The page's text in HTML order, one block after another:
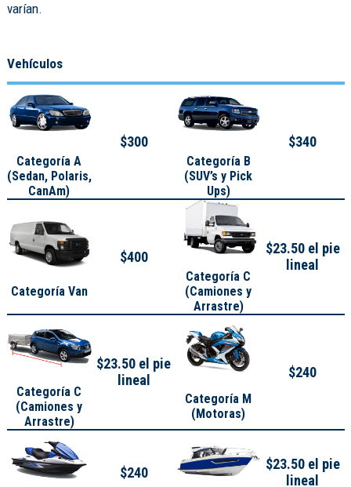
varían.
Vehículos
Categoría A
(Sedan, Polaris,
CanAm)
$300
Categoría B
(SUV’s y Pick
Ups)
$340
Categoría Van
$400
Categoría C
(Camiones y
Arrastre)
$23.50 el pie
lineal
Categoría C
(Camiones y
Arrastre)
$23.50 el pie
lineal
Categoría M
(Motoras)
$240
$240
$23.50 el pie
lineal